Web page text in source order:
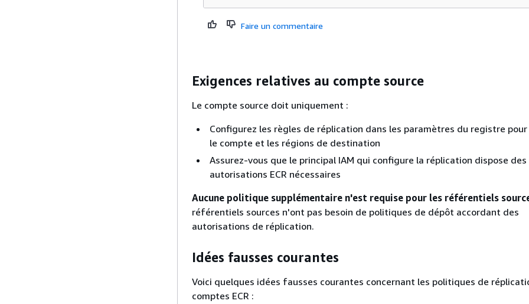
Faire un commentaire
Exigences relatives au compte source
Le compte source doit uniquement :
Configurez les règles de réplication dans les paramètres du registre
le compte et les régions de destination
Assurez-vous que le principal IAM qui configure la réplication dispose des
autorisations ECR nécessaires
Aucune politique supplémentaire n'est requise pour les référentiels
référentiels sources n'ont pas besoin de politiques de dépôt accordant des
autorisations de réplication.
Idées fausses courantes
Voici quelques idées fausses courantes concernant les politiques de
comptes ECR :